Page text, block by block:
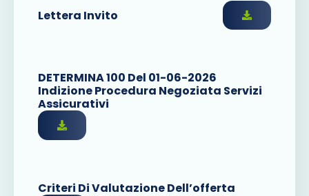
Lettera Invito
DETERMINA 100 Del 01-06-2026
Indizione Procedura Negoziata Servizi
Assicurativi
Criteri Di Valutazione Dell’offerta